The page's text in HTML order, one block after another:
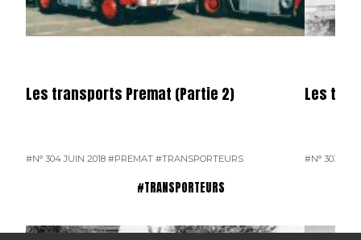
Les transports Premat (Partie 2)
#N° 304 JUIN 2018 #PREMAT #TRANSPORTEURS
Les
#N° 303 MAI
#TRANSPORTEURS